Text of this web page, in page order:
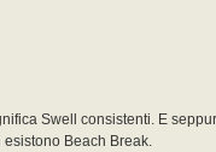
Swell consistenti. E seppur
Beach Break.